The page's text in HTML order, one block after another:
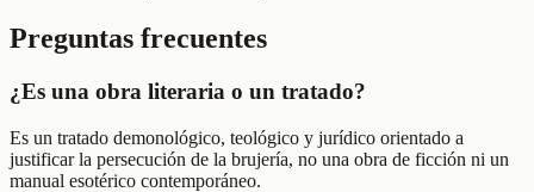
Preguntas frecuentes
¿Es una obra literaria o un tratado?
Es un tratado demonológico, teológico y jurídico orientado a
justificar la persecución de la brujería, no una obra de ficción ni un
manual esotérico contemporáneo.